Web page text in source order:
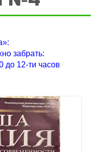
забрать:
до 12-ти часов